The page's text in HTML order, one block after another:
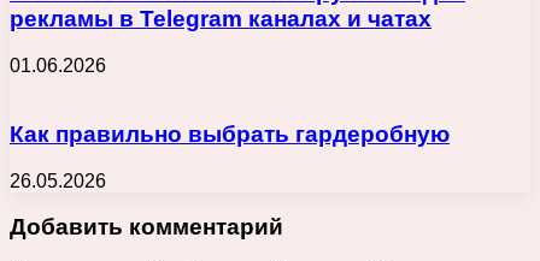
рекламы в Telegram каналах и чатах
01.06.2026
Как правильно выбрать гардеробную
26.05.2026
Добавить комментарий